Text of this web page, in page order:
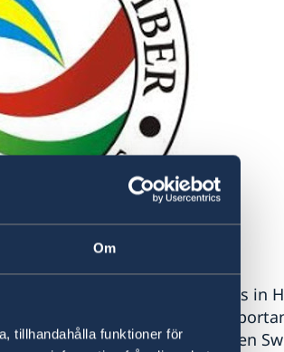
Om
tillhandahålla funktioner för
interest of Swedish companies in
are well recognized. An
and opportunities between